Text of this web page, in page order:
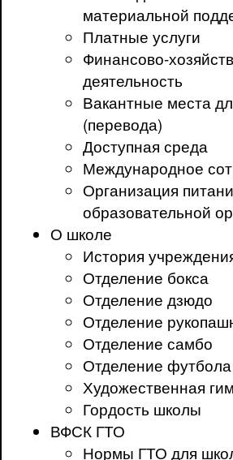
материальной
Платные услуги
Финансово-
деятельность
Вакантные места
(перевода)
Доступная среда
Международное
Организация
образовательной
О школе
История
Отделение бокса
Отделение дзюдо
Отделение
Отделение самбо
Отделение футбола
Художественная
Гордость школы
ВФСК ГТО
Нормы ГТО для